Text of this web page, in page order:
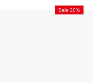
Sale 20%